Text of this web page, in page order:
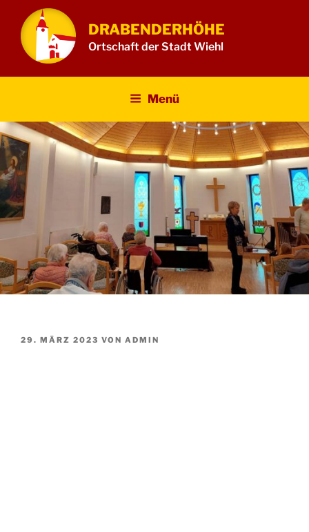
Inhalt
springen
DRABENDERHÖHE
Ortschaft der Stadt Wiehl
Menü
VERÖFFENTLICHT
29. MÄRZ 2023 VON ADMIN